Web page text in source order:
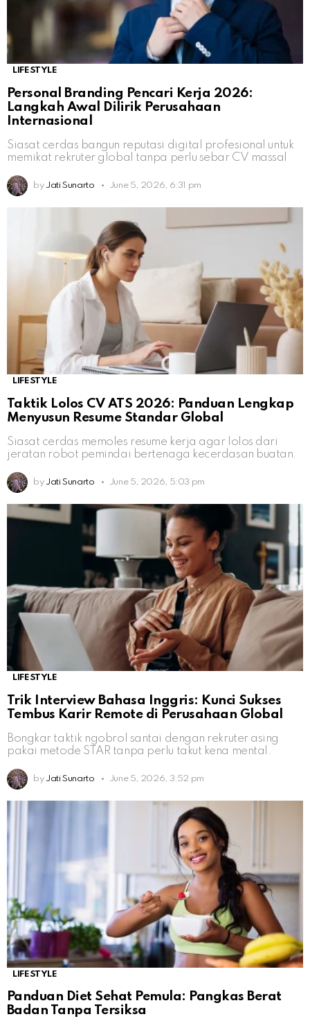
LIFESTYLE
Personal Branding Pencari Kerja 2026:
Langkah Awal Dilirik Perusahaan
Internasional
Siasat cerdas bangun reputasi digital profesional untuk
memikat rekruter global tanpa perlu sebar CV massal
by Jati Sunarto June 5, 2026, 6:31 pm
LIFESTYLE
Taktik Lolos CV ATS 2026: Panduan Lengkap
Menyusun Resume Standar Global
Siasat cerdas memoles resume kerja agar lolos dari
jeratan robot pemindai bertenaga kecerdasan buatan.
by Jati Sunarto June 5, 2026, 5:03 pm
LIFESTYLE
Trik Interview Bahasa Inggris: Kunci Sukses
Tembus Karir Remote di Perusahaan Global
Bongkar taktik ngobrol santai dengan rekruter asing
pakai metode STAR tanpa perlu takut kena mental.
by Jati Sunarto June 5, 2026, 3:52 pm
LIFESTYLE
Panduan Diet Sehat Pemula: Pangkas Berat
Badan Tanpa Tersiksa